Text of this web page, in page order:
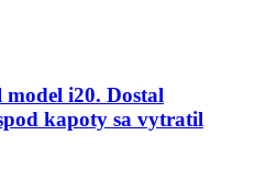
i20. Dostal
kapoty sa vytratil